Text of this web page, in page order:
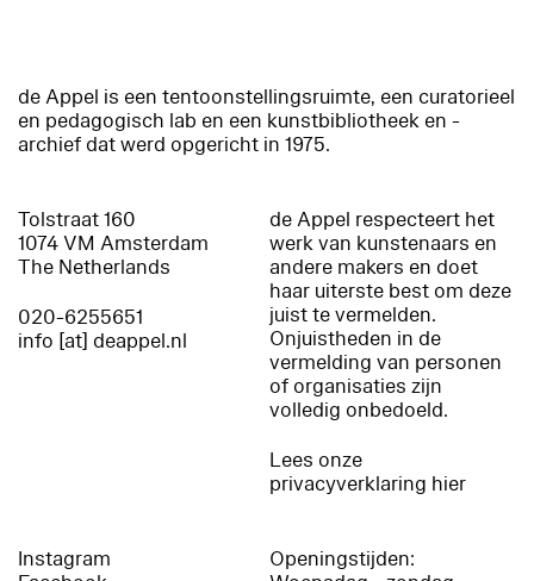
de Appel is een tentoonstellingsruimte, een curatorieel
en pedagogisch lab en een kunstbibliotheek en -
archief dat werd opgericht in 1975.
Tolstraat 160
1074 VM Amsterdam
The Netherlands
020-6255651
info [at] deappel.nl
de Appel respecteert het
werk van kunstenaars en
andere makers en doet
haar uiterste best om deze
juist te vermelden.
Onjuistheden in de
vermelding van personen
of organisaties zijn
volledig onbedoeld.
Lees onze
privacyverklaring hier
Instagram
Openingstijden: